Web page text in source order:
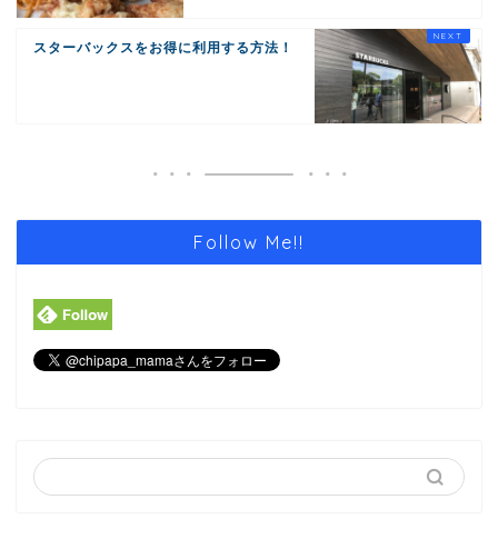
スターバックスをお得に利用する方法！
Follow Me!!